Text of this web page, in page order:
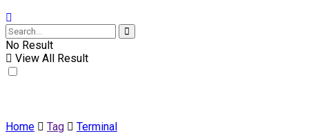
No Result
View All Result
Home Tag Terminal